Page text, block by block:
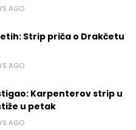
AGO
Strip priča o Drakčetu
AGO
Karpenterov strip u
u petak
AGO